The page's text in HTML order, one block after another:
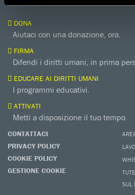
DONA
Aiutaci con una donazione, ora.
FIRMA
Difendi i diritti umani, in prima
EDUCARE AI DIRITTI UMANI
I programmi educativi.
ATTIVATI
Metti a disposizione il tuo tempo.
CONTATTACI
PRIVACY POLICY
COOKIE POLICY
GESTIONE COOKIE
SUL